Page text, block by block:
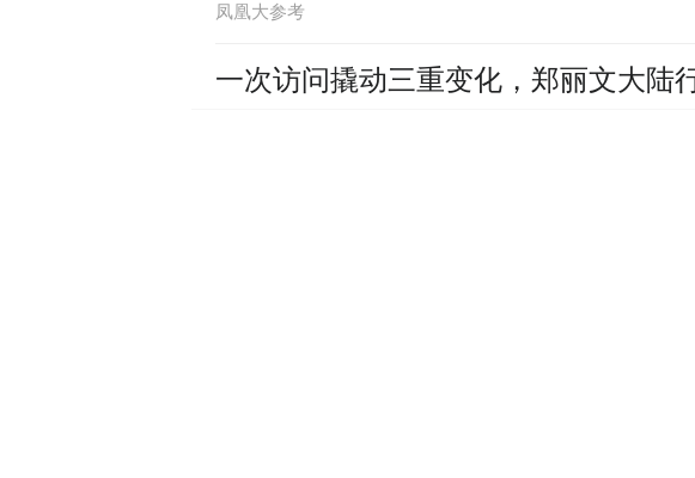
凤凰大参考
一次访问撬动三重变化，郑丽文大陆